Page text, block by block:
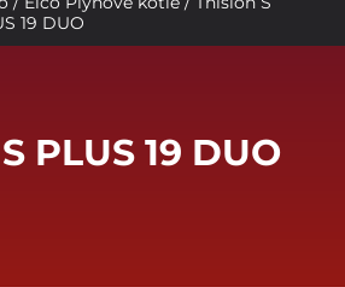
19 DUO
PLUS 19 DUO